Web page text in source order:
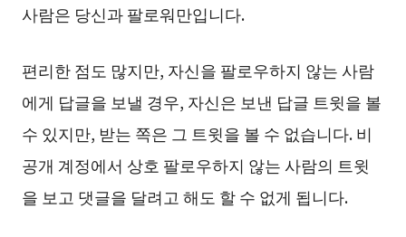
사람은 당신과 팔로워만입니다.
편리한 점도 많지만, 자신을 팔로우하지 않는 사람
에게 답글을 보낼 경우, 자신은 보낸 답글 트윗을 볼
수 있지만, 받는 쪽은 그 트윗을 볼 수 없습니다. 비
공개 계정에서 상호 팔로우하지 않는 사람의 트윗
을 보고 댓글을 달려고 해도 할 수 없게 됩니다.